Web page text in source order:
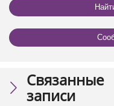
Связанные
записи